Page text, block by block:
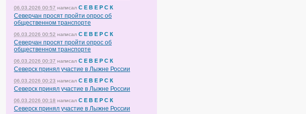
06.03.2026 00:57 написал С Е В Е Р С К
Северчан просят пройти опрос об
общественном транспорте
06.03.2026 00:52 написал С Е В Е Р С К
Северчан просят пройти опрос об
общественном транспорте
06.03.2026 00:37 написал С Е В Е Р С К
Северск принял участие в Лыжне России
06.03.2026 00:23 написал С Е В Е Р С К
Северск принял участие в Лыжне России
06.03.2026 00:18 написал С Е В Е Р С К
Северск принял участие в Лыжне России